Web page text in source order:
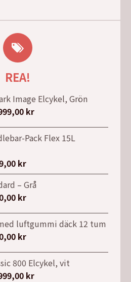
REA!
Image Elcykel, Grön
kr.
krDet
nuvarande
priset
Pack Flex 15L
kr.
krDet
nuvarande
priset
är:
1079,00 kr.
– Grå
krDet
nuvarande
priset
är:
luftgummi däck 12 tum
krDet
nuvarande
priset
är:
800 Elcykel, vit
krDet